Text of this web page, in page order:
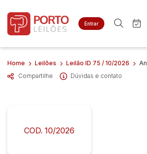
Entrar
Criar conta Entrar
Site
Agenda
Quem Somos
Busca por palavra-chave
Home
Quem Somos
Home Leilões Leilão ID 75 / 10/2026
Compartilhe
Dúvidas e contato
COD. 10/2026